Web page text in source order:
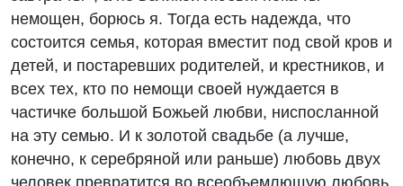
немощен, борюсь я. Тогда есть надежда, что
состоится семья, которая вместит под свой кров и
детей, и постаревших родителей, и крестников, и
всех тех, кто по немощи своей нуждается в
частичке большой Божьей любви, ниспосланной
на эту семью. И к золотой свадьбе (а лучше,
конечно, к серебряной или раньше) любовь двух